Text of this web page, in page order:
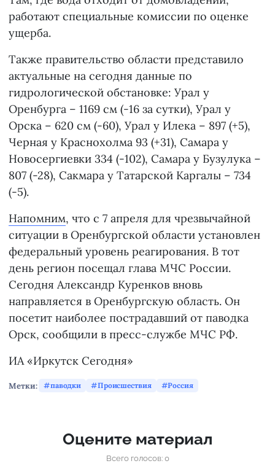
работают специальные комиссии по оценке
ущерба.
Также правительство области представило
актуальные на сегодня данные по
гидрологической обстановке: Урал у
Оренбурга – 1169 см (-16 за сутки), Урал у
Орска – 620 см (-60), Урал у Илека – 897 (+5),
Черная у Краснохолма 93 (+31), Самара у
Новосергиевки 334 (-102), Самара у Бузулука –
807 (-28), Сакмара у Татарской Каргалы – 734
(-5).
Напомним, что с 7 апреля для чрезвычайной
ситуации в Оренбургской области установлен
федеральный уровень реагирования. В тот
день регион посещал глава МЧС России.
Сегодня Александр Куренков вновь
направляется в Оренбургскую область. Он
посетит наиболее пострадавший от паводка
Орск, сообщили в пресс-службе МЧС РФ.
ИА «Иркутск Сегодня»
Метки: паводки Происшествия Россия
Оцените материал
Всего голосов: 0